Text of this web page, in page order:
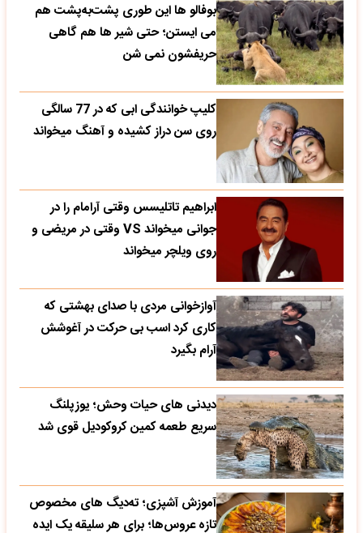
بوفالو ها این‌ طوری پشت‌به‌پشت هم
می‌ ایستن؛ حتی شیر ها هم گاهی
حریفشون نمی‌ شن
کلیپ خوانندگی ابی که در 77 سالگی
روی سن دراز کشیده و آهنگ میخواند
ابراهیم تاتلیسس وقتی آرامام را در
جوانی میخواند VS وقتی در مریضی و
روی ویلچر میخواند
آوازخوانی مردی با صدای بهشتی که
کاری کرد اسب بی حرکت در آغوشش
آرام بگیرد
دیدنی های حیات وحش؛ یوزپلنگ
سریع طعمه کمین کروکودیل قوی شد
آموزش آشپزی؛ ته‌دیگ‌ های مخصوص
تازه‌ عروس‌ها؛ برای هر سلیقه یک ایده